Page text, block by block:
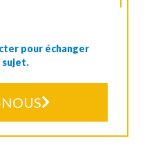
pour échanger
sujet.